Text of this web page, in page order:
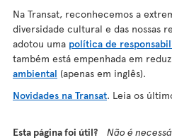
Na Transat, reconhecemos a
diversidade cultural e das nossas
adotou uma política de
também está empenhada em
ambiental (apenas em inglês).
Novidades na Transat. Leia os
Esta página foi útil? Não é